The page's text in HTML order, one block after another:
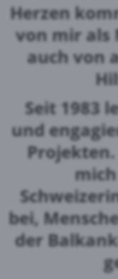
Herzen
von mir als
auch von
Seit 1983
und
bei,
der